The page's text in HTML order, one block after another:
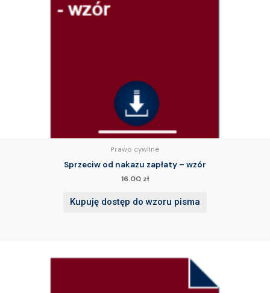
Prawo cywilne
Sprzeciw od nakazu zapłaty – wzór
16.00 zł
Kupuję dostęp do wzoru pisma